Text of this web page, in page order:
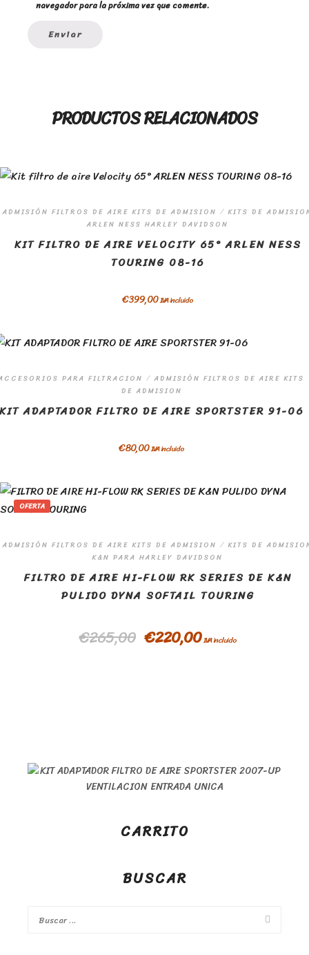
navegador para la próxima vez que comente.
PRODUCTOS RELACIONADOS
ADMISIÓN FILTROS DE AIRE KITS DE ADMISION / KITS DE
ARLEN NESS HARLEY DAVIDSON
KIT FILTRO DE AIRE VELOCITY 65° ARLEN NESS
TOURING 08-16
€399,00IVA incluido
PARA FILTRACION / ADMISIÓN FILTROS DE AIRE KITS
DE ADMISION
KIT ADAPTADOR FILTRO DE AIRE SPORTSTER 91-06
€80,00IVA incluido
OFERTA
ADMISIÓN FILTROS DE AIRE KITS DE ADMISION / KITS DE
K&N PARA HARLEY DAVIDSON
FILTRO DE AIRE HI-FLOW RK SERIES DE K&N
PULIDO DYNA SOFTAIL TOURING
€265,00 €220,00IVA incluido
CARRITO
BUSCAR